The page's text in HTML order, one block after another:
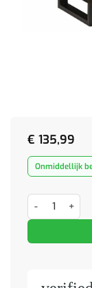
€ 135,99
Onmiddellijk
Hoge kast met